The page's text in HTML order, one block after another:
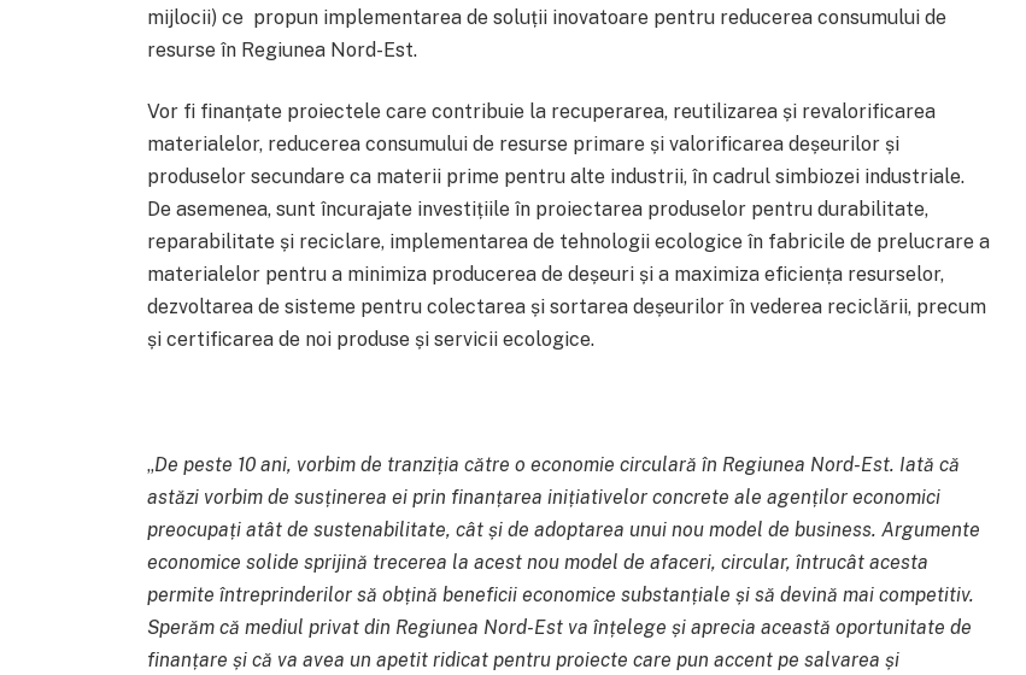
mijlocii) ce propun implementarea de soluții inovatoare pentru reducerea consumului de
resurse în Regiunea Nord-Est.
Vor fi finanțate proiectele care contribuie la recuperarea, reutilizarea și revalorificarea
materialelor, reducerea consumului de resurse primare și valorificarea deșeurilor și
produselor secundare ca materii prime pentru alte industrii, în cadrul simbiozei industriale.
De asemenea, sunt încurajate investițiile în proiectarea produselor pentru durabilitate,
reparabilitate și reciclare, implementarea de tehnologii ecologice în fabricile de prelucrare a
materialelor pentru a minimiza producerea de deșeuri și a maximiza eficiența resurselor,
dezvoltarea de sisteme pentru colectarea și sortarea deșeurilor în vederea reciclării, precum
și certificarea de noi produse și servicii ecologice.
„De peste 10 ani, vorbim de tranziția către o economie circulară în Regiunea Nord-Est. Iată că
astăzi vorbim de susținerea ei prin finanțarea inițiativelor concrete ale agenților economici
preocupați atât de sustenabilitate, cât și de adoptarea unui nou model de business. Argumente
economice solide sprijină trecerea la acest nou model de afaceri, circular, întrucât acesta
permite întreprinderilor să obțină beneficii economice substanțiale și să devină mai competitiv.
Sperăm că mediul privat din Regiunea Nord-Est va înțelege și aprecia această oportunitate de
finanțare și că va avea un apetit ridicat pentru proiecte care pun accent pe salvarea și